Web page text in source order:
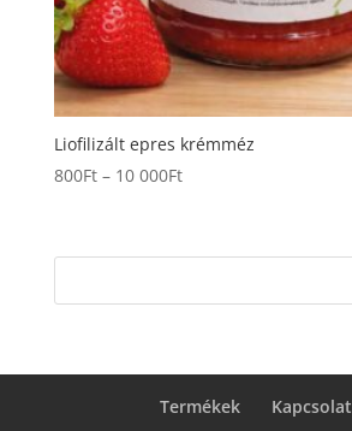
Liofilizált epres krémméz
800Ft – 10 000FtÁrtartomány:
10
Termékek Kapcsolat